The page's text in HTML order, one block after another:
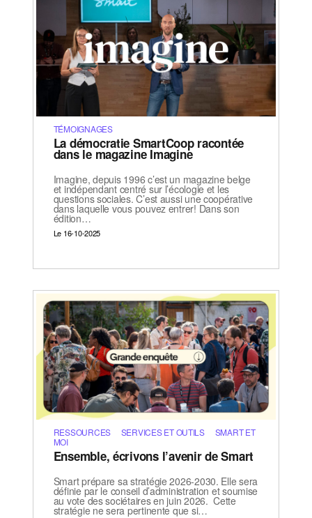
TÉMOIGNAGES
La démocratie SmartCoop racontée
dans le magazine Imagine
Imagine, depuis 1996 c’est un magazine belge
et indépendant centré sur l’écologie et les
questions sociales. C’est aussi une coopérative
dans laquelle vous pouvez entrer! Dans son
édition…
Le 16-10-2025
RESSOURCES SERVICES ET OUTILS
SMART ET
MOI
Ensemble, écrivons l’avenir de Smart
Smart prépare sa stratégie 2026-2030. Elle sera
définie par le conseil d’administration et soumise
au vote des sociétaires en juin 2026. Cette
stratégie ne sera pertinente que si…